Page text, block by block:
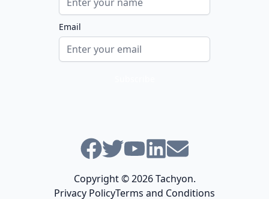
Email
Facebook
Twitter
Youtube
Linkedin
Email
Copyright © 2026Tachyon.
Privacy PolicyTerms and Conditions